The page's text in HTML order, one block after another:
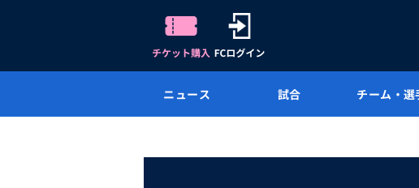
ニュース 試合 チーム・選